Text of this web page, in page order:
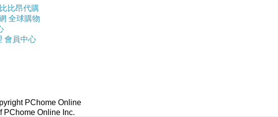
比比昂代購
全球購物
會員中心
PChome Online
PChome Online Inc.